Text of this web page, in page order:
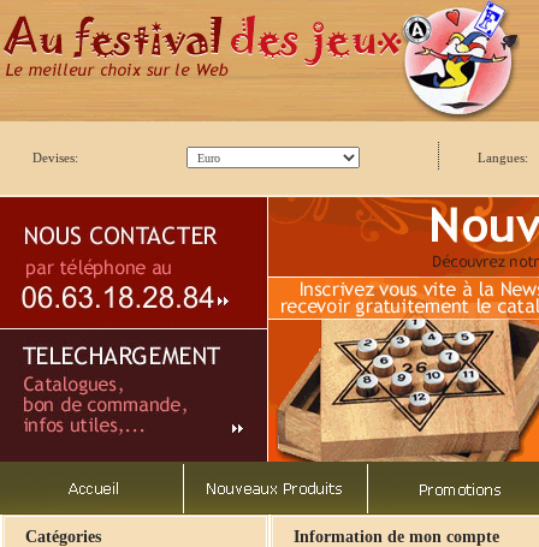
Devises: Langues:
Catégories Information de mon compte